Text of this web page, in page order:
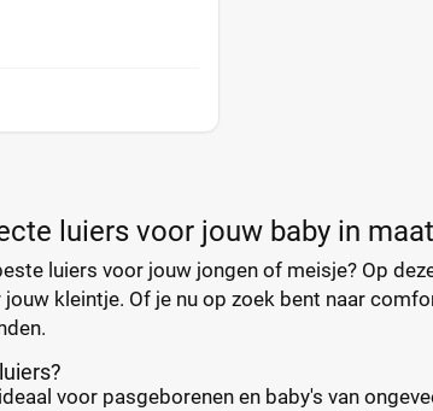
luiers voor jouw baby in
luiers voor jouw jongen of meisje? Op
jouw kleintje. Of je nu op zoek bent naar
voor pasgeborenen en baby's van